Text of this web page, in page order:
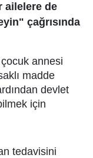
ailelere de
çağrısında
annesi
madde
devlet
için
tedavisini